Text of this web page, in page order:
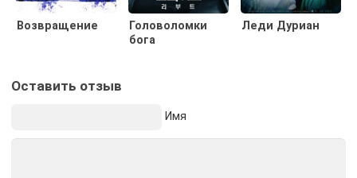
Возвращение
Головоломки
бога
Леди Дуриан
Оставить отзыв
Имя